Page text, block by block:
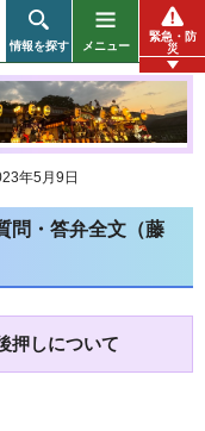
情報を探す メニュー
緊急・防
災
年5月9日
問・答弁全文（藤
押しについて